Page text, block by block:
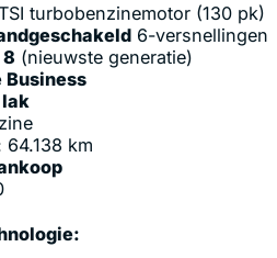
turbobenzinemotor (130 pk)
6-versnellingen
(nieuwste generatie)
Business
64.138 km